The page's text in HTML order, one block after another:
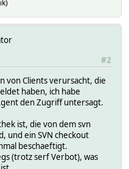
#2
von Clients verursacht, die
haben, ich habe
den Zugriff untersagt.
ist, die von dem svn
und ein SVN checkout
beschaeftigt.
(trotz serf Verbot), was